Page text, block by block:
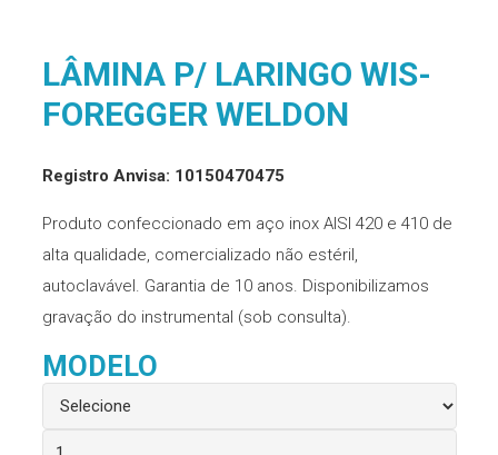
LÂMINA P/ LARINGO WIS-
FOREGGER WELDON
Registro Anvisa: 10150470475
Produto confeccionado em aço inox AISI 420 e 410 de
alta qualidade, comercializado não estéril,
autoclavável. Garantia de 10 anos. Disponibilizamos
gravação do instrumental (sob consulta).
MODELO
Lâmina